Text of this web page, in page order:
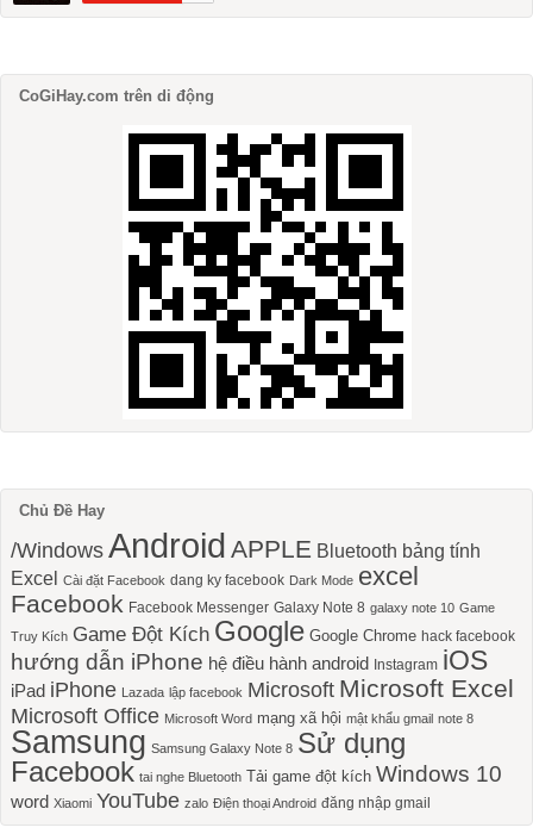
CoGiHay.com trên di động
Chủ Đề Hay
/Windows Android APPLE Bluetooth bảng tính
Excel Cài đặt Facebook dang ky facebook Dark Mode excel
Facebook Facebook Messenger Galaxy Note 8 galaxy note 10 Game
Truy Kích Game Đột Kích Google Google Chrome hack facebook
hướng dẫn iPhone hệ điều hành android Instagram iOS
iPad iPhone Lazada lập facebook Microsoft Microsoft Excel
Microsoft Office Microsoft Word mạng xã hội mật khẩu gmail note 8
Samsung Samsung Galaxy Note 8 Sử dụng
Facebook tai nghe Bluetooth Tải game đột kích Windows 10
word Xiaomi YouTube zalo Điện thoại Android đăng nhập gmail